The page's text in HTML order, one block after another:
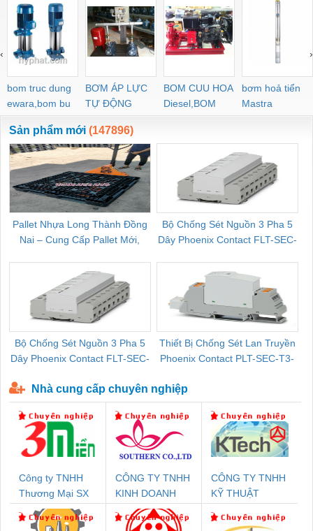
bom truc dung
ewara,bom bu
ewara
BƠM ÁP LỰC
TỰ ĐỘNG
BOM CUU HOA
Diesel,BOM
CHUA CHAY
bơm hoả tiển
Mastra
‹ ›
Sản phẩm mới (147896)
Pallet Nhựa Long Thành Đồng
Nai – Cung Cấp Pallet Mới,
Bộ Chống Sét Nguồn 3 Pha 5
Dây Phoenix Contact FLT-SEC-
Bộ Chống Sét Nguồn 3 Pha 5
Dây Phoenix Contact FLT-SEC-
Thiết Bị Chống Sét Lan Truyền
Phoenix Contact PLT-SEC-T3-
Nhà cung cấp chuyên nghiệp
Công ty TNHH
Thương Mại SX
Ba Miền
CÔNG TY TNHH
KINH DOANH
DỊCH VỤ XNK
PHƯƠNG NAM
CÔNG TY TNHH
KỸ THUẬT
NAM